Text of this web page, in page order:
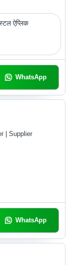
ऐप्लिक
WhatsApp
| Supplier
WhatsApp